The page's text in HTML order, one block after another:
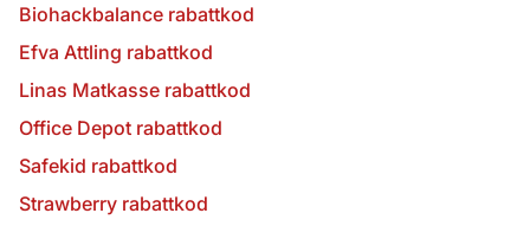
Biohackbalance rabattkod
Efva Attling rabattkod
Linas Matkasse rabattkod
Office Depot rabattkod
Safekid rabattkod
Strawberry rabattkod